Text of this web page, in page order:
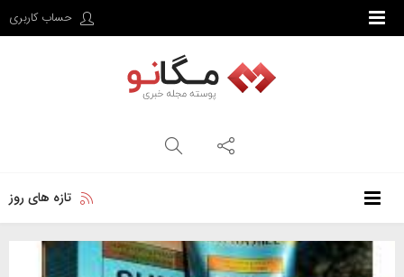
حساب کاربری
تازه های روز